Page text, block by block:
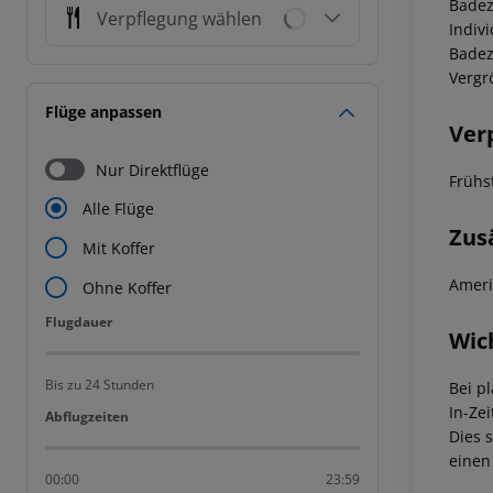
Verpflegung wählen
Flüge anpassen
Nur Direktflüge
Alle Flüge
Mit Koffer
Ohne Koffer
Flugdauer
Flugdauer
Bis zu 24 Stunden
Abflugzeiten
Abflugzeiten
00:00 23:59
Bei
In-
Dies